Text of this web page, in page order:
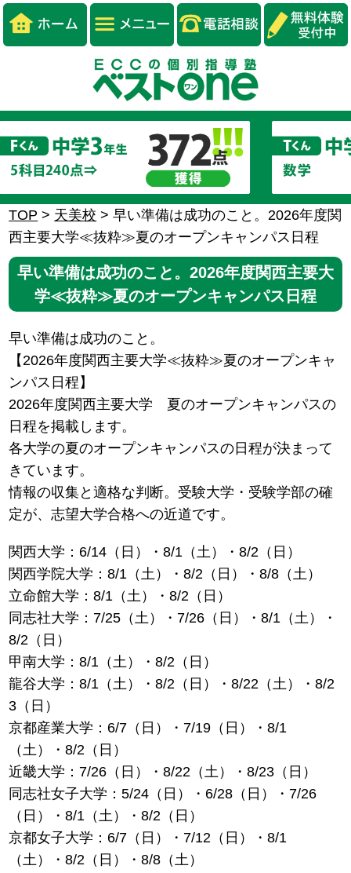
TOP > 天美校 >早い準備は成功のこと。2026年度関
西主要大学≪抜粋≫夏のオープンキャンパス日程
早い準備は成功のこと。2026年度関西主要大
学≪抜粋≫夏のオープンキャンパス日程
早い準備は成功のこと。
【2026年度関西主要大学≪抜粋≫夏のオープンキャ
ンパス日程】
2026年度関西主要大学 夏のオープンキャンパスの
日程を掲載します。
各大学の夏のオープンキャンパスの日程が決まって
きています。
情報の収集と適格な判断。受験大学・受験学部の確
定が、志望大学合格への近道です。
関西大学：6/14（日）・8/1（土）・8/2（日）
関西学院大学：8/1（土）・8/2（日）・8/8（土）
立命館大学：8/1（土）・8/2（日）
同志社大学：7/25（土）・7/26（日）・8/1（土）・
8/2（日）
甲南大学：8/1（土）・8/2（日）
龍谷大学：8/1（土）・8/2（日）・8/22（土）・8/2
3（日）
京都産業大学：6/7（日）・7/19（日）・8/1
（土）・8/2（日）
近畿大学：7/26（日）・8/22（土）・8/23（日）
同志社女子大学：5/24（日）・6/28（日）・7/26
（日）・8/1（土）・8/2（日）
京都女子大学：6/7（日）・7/12（日）・8/1
（土）・8/2（日）・8/8（土）